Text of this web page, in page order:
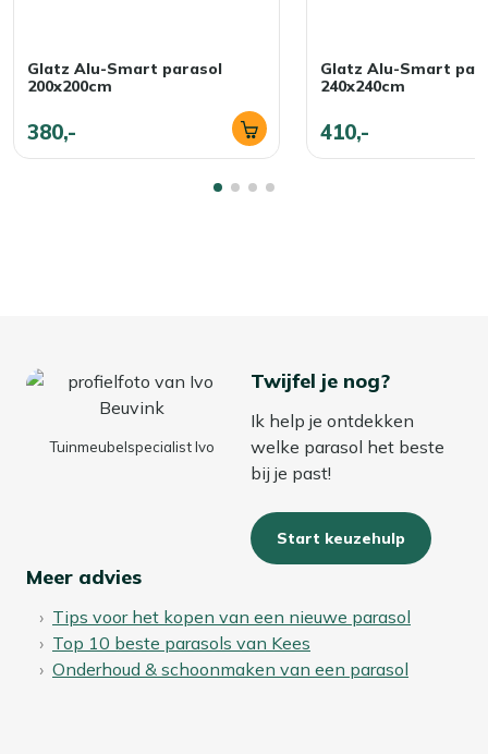
Glatz Alu-Smart parasol
200x200cm
380,-
Glatz Alu-Smart
240x240cm
410,-
Tuinmeubelspecialist Ivo
Twijfel je nog?
Ik help je ontdekken
welke parasol het beste
bij je past!
Start keuzehulp
Meer advies
Tips voor het kopen van een nieuwe parasol
Top 10 beste parasols van Kees
Onderhoud & schoonmaken van een parasol